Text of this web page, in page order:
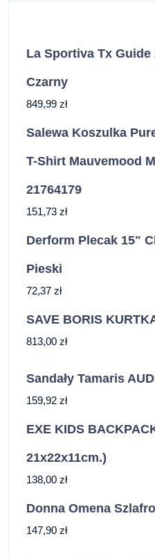
La Sportiva Tx Guide
Czarny
849,99 zł
Salewa Koszulka
T-Shirt Mauvemood
21764179
151,73 zł
Derform Plecak 15"
Pieski
72,37 zł
SAVE BORIS
813,00 zł
Sandały Tamaris
159,92 zł
EXE KIDS
21x22x11cm.)
138,00 zł
Donna Omena
147,90 zł